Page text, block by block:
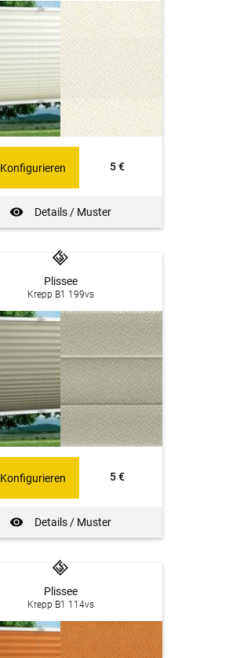
5 €
Details / Muster
Konfigurieren
Plissee
Krepp B1 199vs
5 €
Details / Muster
Konfigurieren
Plissee
Krepp B1 114vs